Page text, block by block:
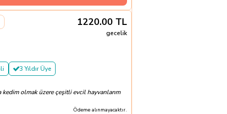
1220.00TL
gecelik
3 Yıldır Üye
kedim olmak üzere çeşitli evcil hayvanlarım
Ödeme alınmayacaktır.